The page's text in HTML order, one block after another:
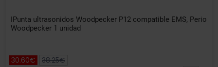
IPunta ultrasonidos Woodpecker P12 compatible EMS, Perio
Woodpecker 1 unidad
30.60€ 38.25€